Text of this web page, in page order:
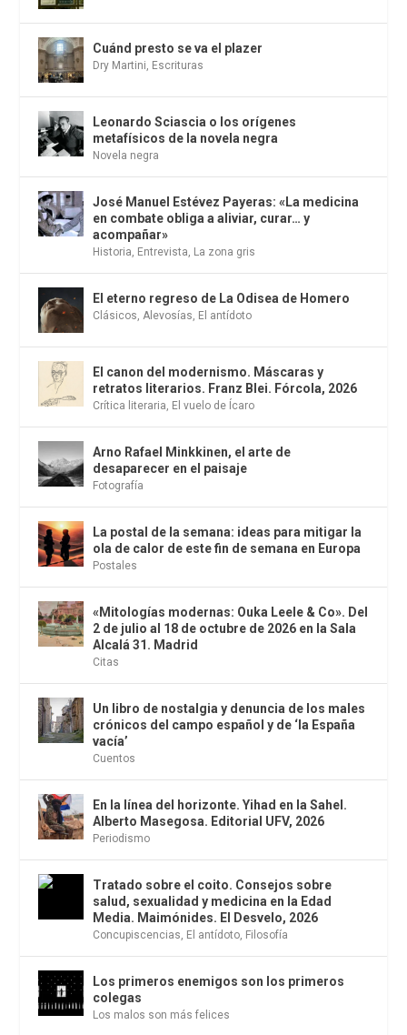
Cuánd presto se va el plazer
Dry Martini, Escrituras
Leonardo Sciascia o los orígenes
metafísicos de la novela negra
Novela negra
José Manuel Estévez Payeras: «La medicina
en combate obliga a aliviar, curar… y
acompañar»
Historia, Entrevista, La zona gris
El eterno regreso de La Odisea de Homero
Clásicos,Alevosías, El antídoto
El canon del modernismo. Máscaras y
retratos literarios. Franz Blei. Fórcola, 2026
Crítica literaria, El vuelo de Ícaro
Arno Rafael Minkkinen, el arte de
desaparecer en el paisaje
Fotografía
La postal de la semana: ideas para mitigar la
ola de calor de este fin de semana en Europa
Postales
«Mitologías modernas: Ouka Leele & Co». Del
2 de julio al 18 de octubre de 2026 en la Sala
Alcalá 31. Madrid
Citas
Un libro de nostalgia y denuncia de los males
crónicos del campo español y de ‘la España
vacía’
Cuentos
En la línea del horizonte. Yihad en la Sahel.
Alberto Masegosa. Editorial UFV, 2026
Periodismo
Tratado sobre el coito. Consejos sobre
salud, sexualidad y medicina en la Edad
Media. Maimónides. El Desvelo, 2026
Concupiscencias, El antídoto, Filosofía
Los primeros enemigos son los primeros
colegas
Los malos son más felices